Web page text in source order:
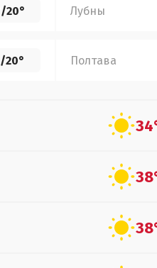
/20° Лубны
/20° Полтава